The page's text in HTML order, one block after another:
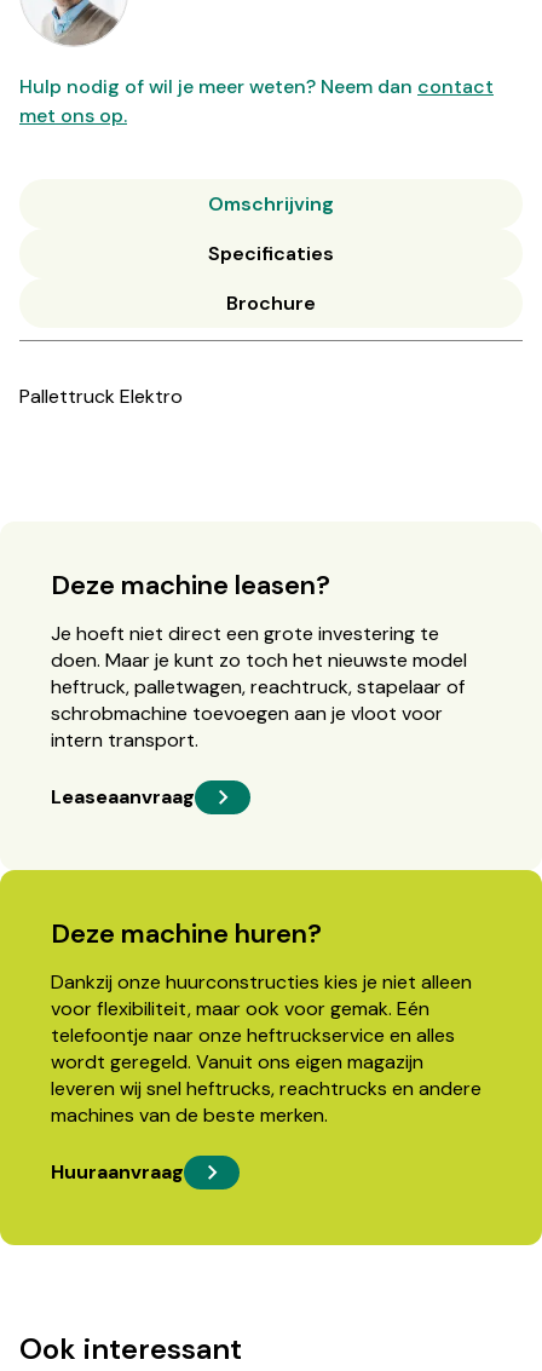
Hulp nodig of wil je meer weten? Neem dan contact
met ons op.
Omschrijving
Specificaties
Brochure
Pallettruck Elektro
Deze machine leasen?
Je hoeft niet direct een grote investering te
doen. Maar je kunt zo toch het nieuwste model
heftruck, palletwagen, reachtruck, stapelaar of
schrobmachine toevoegen aan je vloot voor
intern transport.
Leaseaanvraag
Deze machine huren?
Dankzij onze huurconstructies kies je niet alleen
voor flexibiliteit, maar ook voor gemak. Eén
telefoontje naar onze heftruckservice en alles
wordt geregeld. Vanuit ons eigen magazijn
leveren wij snel heftrucks, reachtrucks en andere
machines van de beste merken.
Huuraanvraag
Ook interessant